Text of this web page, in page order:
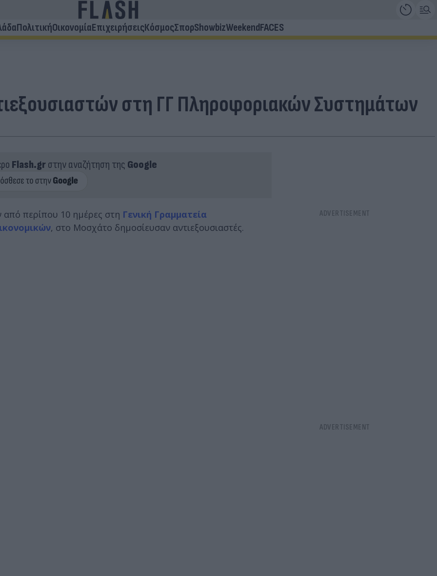
ΠολιτικήΟικονομίαΕπιχειρήσειςΚόσμοςΣπορShowbizWeekendFACES
στη ΓΓ Πληροφοριακών Συστημάτων
Flash.grστην αναζήτηση της Google
περίπου 10 ημέρες στη Γενική Γραμματεία
, στο Μοσχάτο δημοσίευσαν αντιεξουσιαστές.